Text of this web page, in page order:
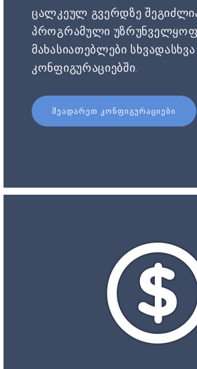
ცალკეულ გვერდზე
პროგრამული
მახასიათებლები სხვადასხვა
კონფიგურაციებში.
ᲨᲔᲐᲓᲐᲠᲔᲗ ᲙᲝᲜᲤᲘᲒᲣᲠᲐᲪᲘᲔᲑᲘ